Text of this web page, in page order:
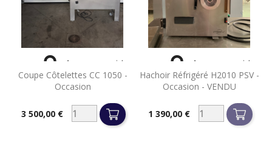
Coupe Côtelettes CC 1050 -
Occasion
Prix3 500,00 €
 Aperçu rapide
Hachoir Réfrigéré H2010 PSV -
Occasion - VENDU
Prix1 390,00 €
 Aperçu rapide